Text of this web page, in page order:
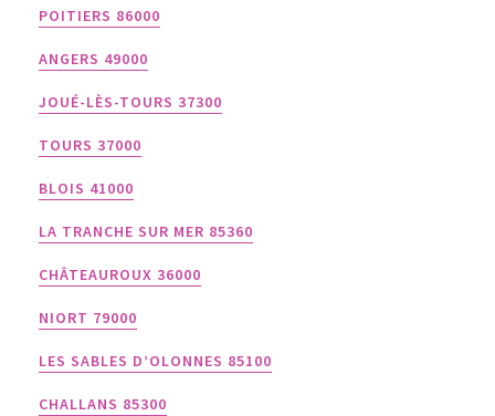
POITIERS 86000
ANGERS 49000
JOUÉ-LÈS-TOURS 37300
TOURS 37000
BLOIS 41000
LA TRANCHE SUR MER 85360
CHÂTEAUROUX 36000
NIORT 79000
LES SABLES D’OLONNES 85100
CHALLANS 85300